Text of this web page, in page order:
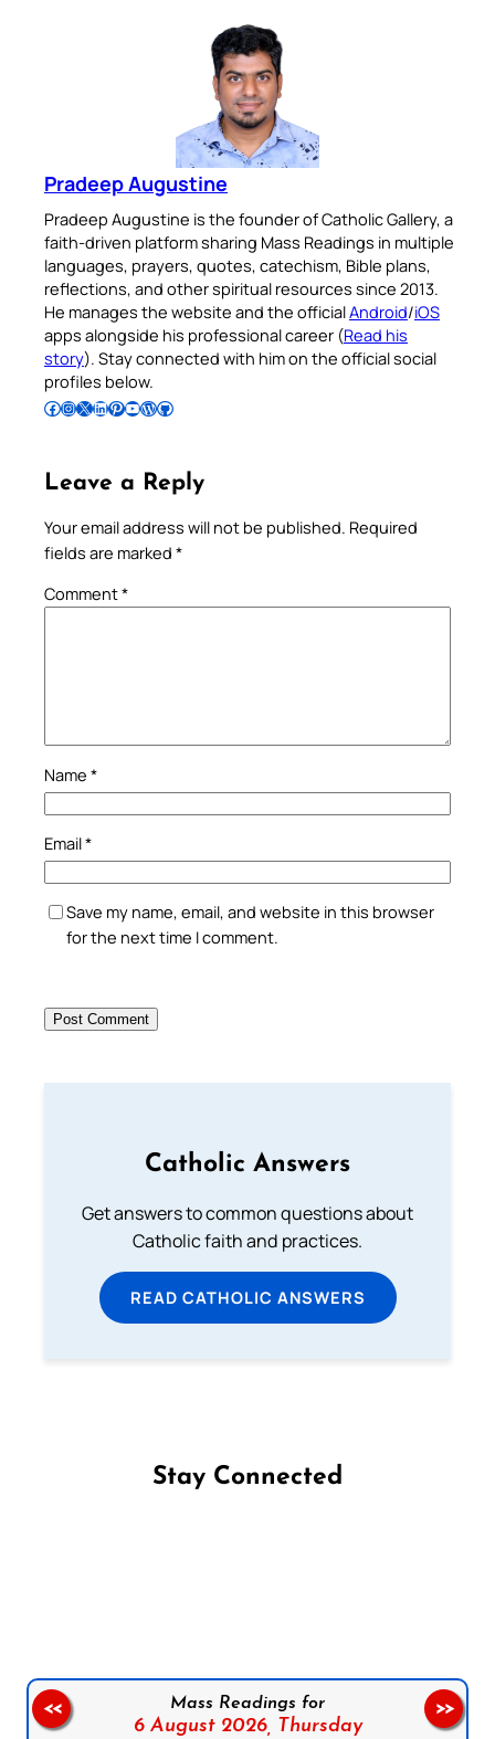
Pradeep Augustine
Pradeep Augustine is the founder of Catholic Gallery, a
faith-driven platform sharing Mass Readings in multiple
languages, prayers, quotes, catechism, Bible plans,
reflections, and other spiritual resources since 2013.
He manages the website and the officialAndroid/iOS
apps alongside his professional career (Read his
story). Stay connected with him on the official social
profiles below.
Follow Pradeep on Facebook Follow Pradeep on InstagramFollow Pradeep on X Follow Pradeep on LinkedIn Follow Pradeep on Pinterest Subscribe to Pradeep’s Youtube Channel Follow Pradeep on WordPress Follow Pradeep on GitHub
Leave a Reply
Your email address will not be published. Required
fields are marked *
Comment*
Name *
Email*
Save my name, email, and website in this browser
for the next time I comment.
Catholic Answers
Get answers to common questions about
Catholic faith and practices.
READ CATHOLIC ANSWERS
Stay Connected
Mass Readings for
6 August 2026,
Thursday
<< >>